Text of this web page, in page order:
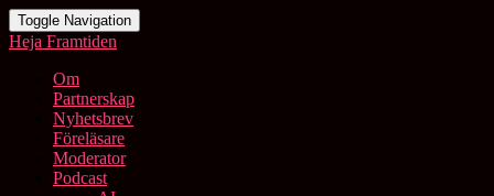
Toggle Navigation
Heja Framtiden
Om
Partnerskap
Nyhetsbrev
Föreläsare
Moderator
Podcast